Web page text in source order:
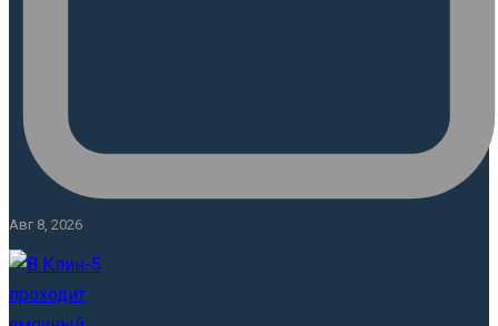
Авг 8, 2026